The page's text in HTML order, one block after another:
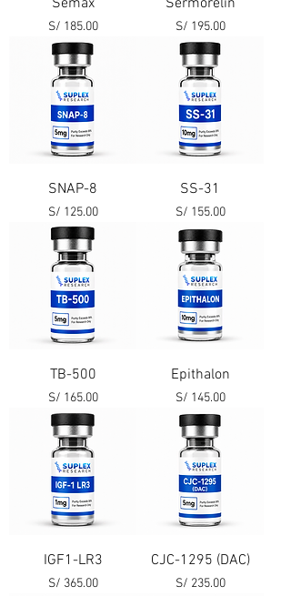
Semax
Precio
S/ 185.00
Sermorelin
Precio
S/ 195.00
SNAP-8
Precio
S/ 125.00
SS-31
Precio
S/ 155.00
TB-500
Precio
S/ 165.00
Epithalon
Precio
S/ 145.00
IGF1-LR3
Precio
S/ 365.00
CJC-1295 (DAC)
Precio
S/ 235.00